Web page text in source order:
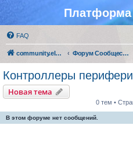
Платформа
FAQ
community.elbrus.ru Форум Сообщества Эльбрус
Контроллеры
Новая тема
0 тем •
В этом форуме нет сообщений.